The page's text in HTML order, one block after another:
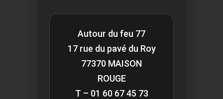
Autour du feu 77
17 rue du pavé du Roy
77370 MAISON
ROUGE
T – 01 60 67 45 73